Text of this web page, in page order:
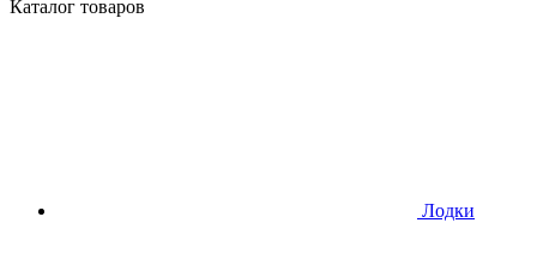
Каталог товаров
Лодки